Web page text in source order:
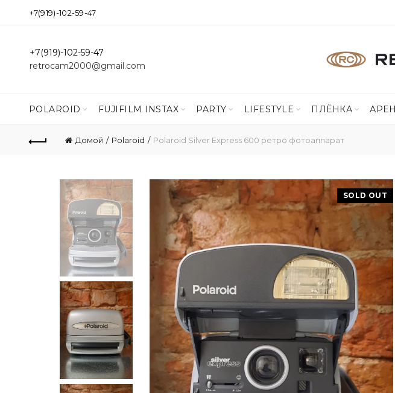
+7(919)-102-59-47
+7(919)-102-59-47
retrocam2000@gmail.com
POLAROID FUJIFILM INSTAX PARTY LIFESTYLE ПЛЁНКА
Домой Polaroid Polaroid Silver Express 600 ретро фотоаппарат
SOLD OUT